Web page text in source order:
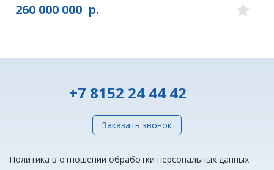
260 000 000 р.
+7 8152 24 44 42
Заказать звонок
Политика в отношении обработки персональных данных